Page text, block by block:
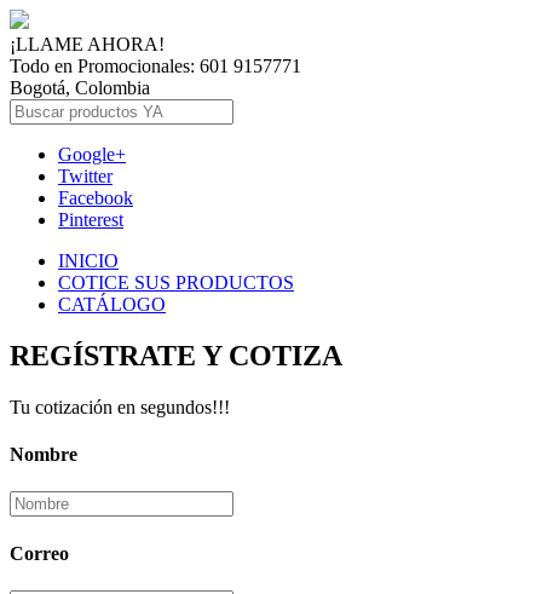
¡LLAME AHORA!
Todo en Promocionales: 601 9157771
Bogotá, Colombia
Google+
Twitter
Facebook
Pinterest
INICIO
COTICE SUS PRODUCTOS
CATÁLOGO
REGÍSTRATE Y COTIZA
Tu cotización en segundos!!!
Nombre
Correo